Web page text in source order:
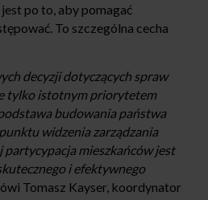
po to, aby pomagać
To szczególna cecha
decyzji dotyczących spraw
tylko istotnym priorytetem
budowania państwa
widzenia zarządzania
partycypacja mieszkańców jest
i efektywnego
Tomasz Kayser, koordynator